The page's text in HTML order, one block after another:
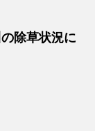
除草状況に